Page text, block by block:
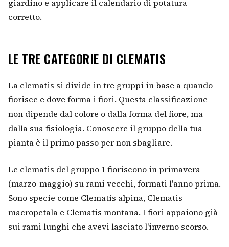
giardino e applicare il calendario di potatura
corretto.
LE TRE CATEGORIE DI CLEMATIS
La clematis si divide in tre gruppi in base a quando
fiorisce e dove forma i fiori. Questa classificazione
non dipende dal colore o dalla forma del fiore, ma
dalla sua fisiologia. Conoscere il gruppo della tua
pianta è il primo passo per non sbagliare.
Le clematis del gruppo 1 fioriscono in primavera
(marzo-maggio) su rami vecchi, formati l'anno prima.
Sono specie come Clematis alpina, Clematis
macropetala e Clematis montana. I fiori appaiono già
sui rami lunghi che avevi lasciato l'inverno scorso.